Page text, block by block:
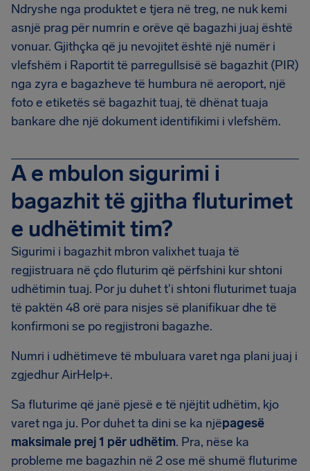
Ndryshe nga produktet e tjera në treg, ne nuk kemi
asnjë prag për numrin e orëve që bagazhi juaj është
vonuar. Gjithçka që ju nevojitet është një numër i
vlefshëm i Raportit të parregullsisë së bagazhit (PIR)
nga zyra e bagazheve të humbura në aeroport, një
foto e etiketës së bagazhit tuaj, të dhënat tuaja
bankare dhe një dokument identifikimi i vlefshëm.
A e mbulon sigurimi i
bagazhit të gjitha fluturimet
e udhëtimit tim?
Sigurimi i bagazhit mbron valixhet tuaja të
regjistruara në çdo fluturim që përfshini kur shtoni
udhëtimin tuaj. Por ju duhet t'i shtoni fluturimet tuaja
të paktën 48 orë para nisjes së planifikuar dhe të
konfirmoni se po regjistroni bagazhe.
Numri i udhëtimeve të mbuluara varet nga plani juaj i
zgjedhur AirHelp+.
Sa fluturime që janë pjesë e të njëjtit udhëtim, kjo
varet nga ju. Por duhet ta dini se ka njëpagesë
maksimale prej 1 për udhëtim. Pra, nëse ka
probleme me bagazhin në 2 ose më shumë fluturime